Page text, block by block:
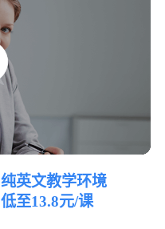
纯英文教学环境
低至13.8元/课